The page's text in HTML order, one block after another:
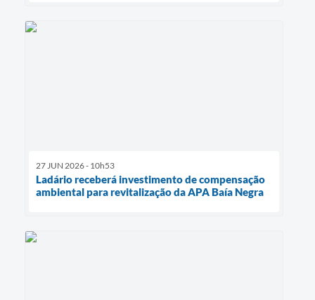
27 JUN 2026 - 10h53
Ladário receberá investimento de compensação
ambiental para revitalização da APA Baía Negra